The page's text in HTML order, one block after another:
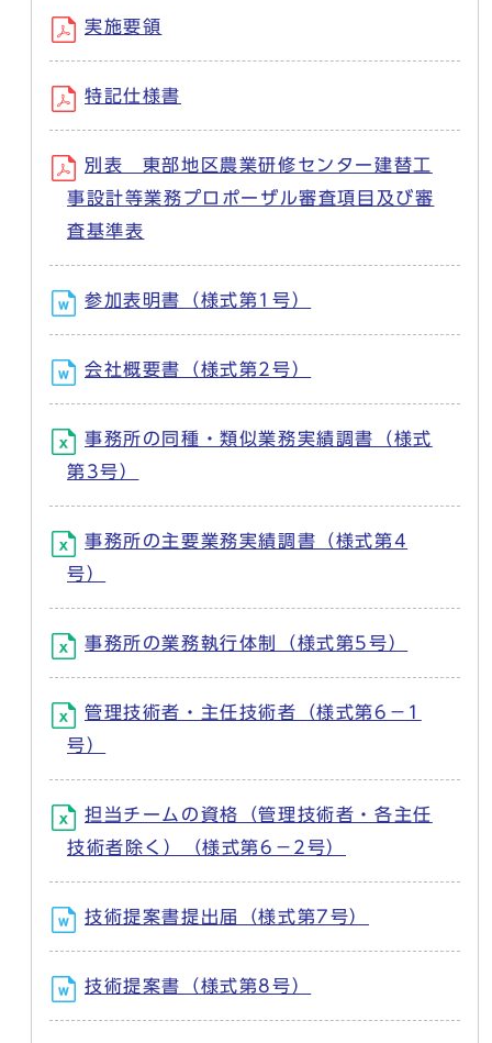
実施要領
特記仕様書
別表 東部地区農業研修センター建替工
事設計等業務プロポーザル審査項目及び審
査基準表
参加表明書（様式第1号）
会社概要書（様式第2号）
事務所の同種・類似業務実績調書（様式
第3号）
事務所の主要業務実績調書（様式第4
号）
事務所の業務執行体制（様式第5号）
管理技術者・主任技術者（様式第6－1
号）
担当チームの資格（管理技術者・各主任
技術者除く）（様式第6－2号）
技術提案書提出届（様式第7号）
技術提案書（様式第8号）